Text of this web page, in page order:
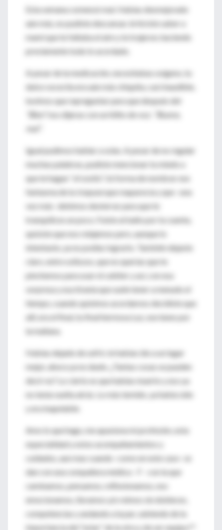
Esta semana comenzó mal. Habías desmejorado
aún más, no pudiste descansar, le hiciste saber a
mami que te faltaba el aire y te trajeron, haciendo
previamente todo lo acordado.
A pesar de la medicación, necesitabas oxígeno, tu
dulce vocecita era aún más chiquita, casi inaudible,
tuvimos que repreguntar para que después del
“Bien”
nos dijeras con un hilito de voz:
“Bueno,
mal”.
Igual pudimos hablar a solas. A pesar de no regalar
muchas palabras, pudiste mencionar tu miedo a
que te hagan “
el cosito”
, tú forma de nombrar ese
fantasma de la
traqueoque reaparecía y que –una
vez más- debimos desterrar para que te
tranquilices un poco. Fuiste al baño por tu cuenta,
quisiste que nos relajemos pero, aunque lo
intentaste, ya no podías lograrlo. También dejaste
claro, entre sollozos, que no querías que te
pinchemos para usar el catéter y así, con esa
sorpresa y esa tiranía que suele tener a menudo el
tiempo, cuando quisimos acordarnos decidiste que
allí, era el final, tu final hermosa Luz, ese lunes por
la mañana.
Habías dejado de sufrir, te habías ido a un lugar
mejor, ahora ya no duele. ¿Tantas cosas se pueden
decir no? Lo cierto es que habías muerto y eso ya
no tenía vuelta atrás. Lo más temido, ya había sido
y era inapelable.
Amo lo que hago, me apasiona mi profesión, esta
especialidad y estos acompañamientos y
cuidados, aun mas cuando -como en este caso- se
dan con una compañera médica - F - con la que
caminamos, pensamos, reflexionamos, nos
emocionamos, lloramos y/o reímos sin dobleces,
competencias y andando a la par, sabiendo de la
importancia del “estar” de la otra y de ser equipo.**